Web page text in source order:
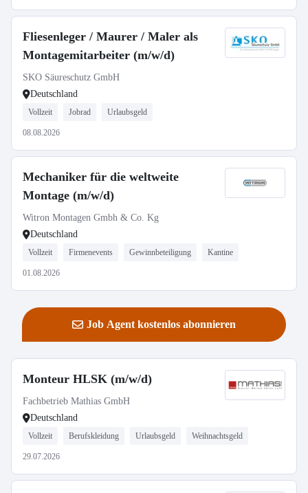
Fliesenleger / Maurer / Maler als
Montagemitarbeiter (m/w/d)
SKO Säureschutz GmbH
Deutschland
Vollzeit Jobrad Urlaubsgeld
08.08.2026
Mechaniker für die weltweite
Montage (m/w/d)
Witron Montagen Gmbh & Co. Kg
Deutschland
Vollzeit Firmenevents Gewinnbeteiligung Kantine
01.08.2026
Job Agent kostenlos abonnieren
Monteur HLSK (m/w/d)
Fachbetrieb Mathias GmbH
Deutschland
Vollzeit Berufskleidung Urlaubsgeld Weihnachtsgeld
29.07.2026